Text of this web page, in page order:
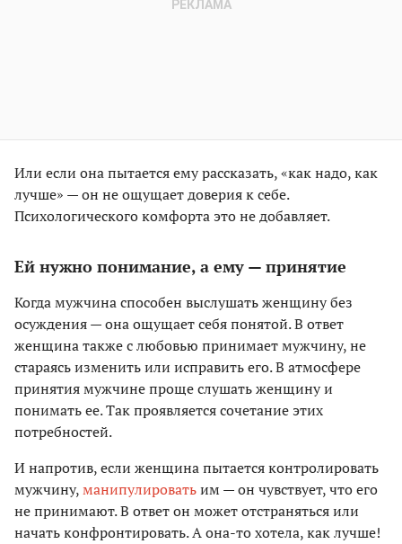
Или если она пытается ему рассказать, «как надо, как
лучше» — он не ощущает доверия к себе.
Психологического комфорта это не добавляет.
Ей нужно понимание, а ему — принятие
Когда мужчина способен выслушать женщину без
осуждения — она ощущает себя понятой. В ответ
женщина также с любовью принимает мужчину, не
стараясь изменить или исправить его. В атмосфере
принятия мужчине проще слушать женщину и
понимать ее. Так проявляется сочетание этих
потребностей.
И напротив, если женщина пытается контролировать
мужчину,манипулироватьим — он чувствует, что его
не принимают. В ответ он может отстраняться или
начать конфронтировать. А она-то хотела, как лучше!